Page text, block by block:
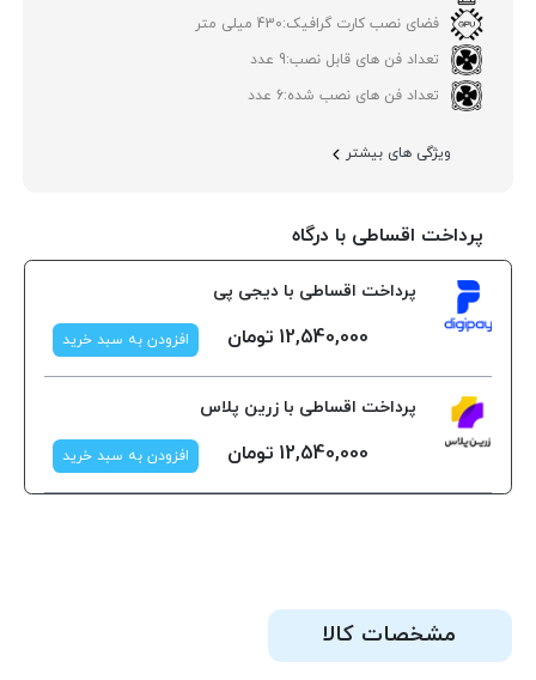
فضای نصب کارت گرافیک:430 میلی متر
تعداد فن های قابل نصب:9 عدد
تعداد فن های نصب شده:6 عدد
ویژگی های بیشتر
پرداخت اقساطی با درگاه
پرداخت اقساطی با دیجی پی
12,540,000 تومان افزودن به سبد خرید
پرداخت اقساطی با زرین پلاس
12,540,000 تومان افزودن به سبد خرید
مشخصات کالا